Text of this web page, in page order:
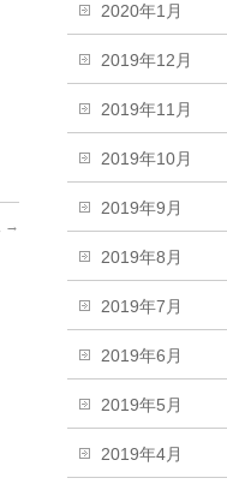
→
2020年1月
2019年12月
2019年11月
2019年10月
2019年9月
2019年8月
2019年7月
2019年6月
2019年5月
2019年4月